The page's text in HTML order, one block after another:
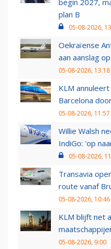
begin 2027,
plan B
05-08-2026,
Oekraïense
aan aanslag
05-08-2026, 13:18
KLM
Barcelona
05-08-2026, 11:57
Willie Walsh
IndiGo: 'op
05-08-2026,
Transavia
route vanaf
05-08-2026, 10:46
KLM blijft net
05-08-2026, 9:00